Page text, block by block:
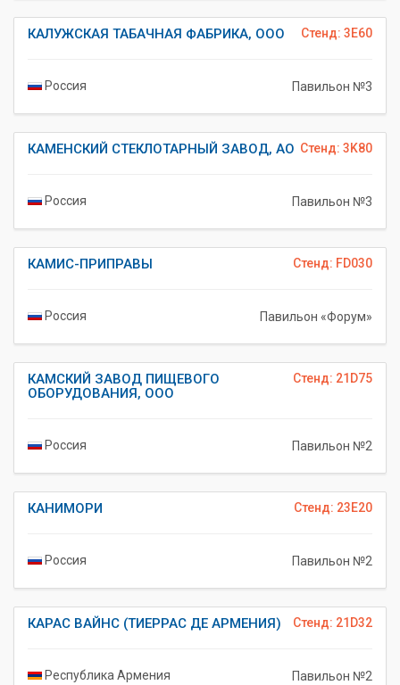
Стенд: 3E60
КАЛУЖСКАЯ ТАБАЧНАЯ ФАБРИКА, ООО
Россия Павильон №3
Стенд: 3K80
КАМЕНСКИЙ СТЕКЛОТАРНЫЙ ЗАВОД, АО
Россия Павильон №3
Стенд: FD030
КАМИС-ПРИПРАВЫ
Россия Павильон «Форум»
Стенд: 21D75
КАМСКИЙ ЗАВОД ПИЩЕВОГО
ОБОРУДОВАНИЯ, ООО
Россия Павильон №2
Стенд: 23E20
КАНИМОРИ
Россия Павильон №2
Стенд: 21D32
КАРАС ВАЙНС (ТИЕРРАС ДЕ АРМЕНИЯ)
Республика Армения Павильон №2